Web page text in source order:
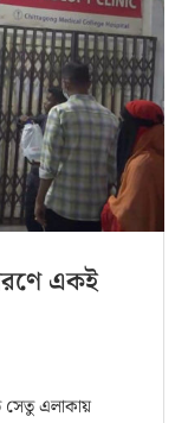
একই
সেতু এলাকায়